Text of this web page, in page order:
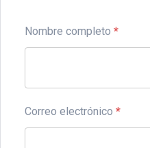
Nombre completo *
Correo electrónico *